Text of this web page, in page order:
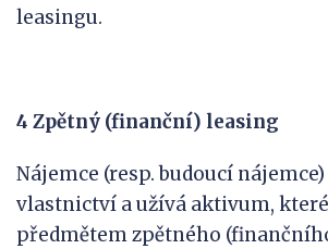
leasingu.
4 Zpětný (finanční) leasing
Nájemce (resp. budoucí
vlastnictví a užívá aktivum,
předmětem zpětného